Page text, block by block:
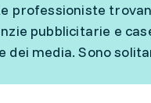
professioniste
pubblicitarie e
media. Sono